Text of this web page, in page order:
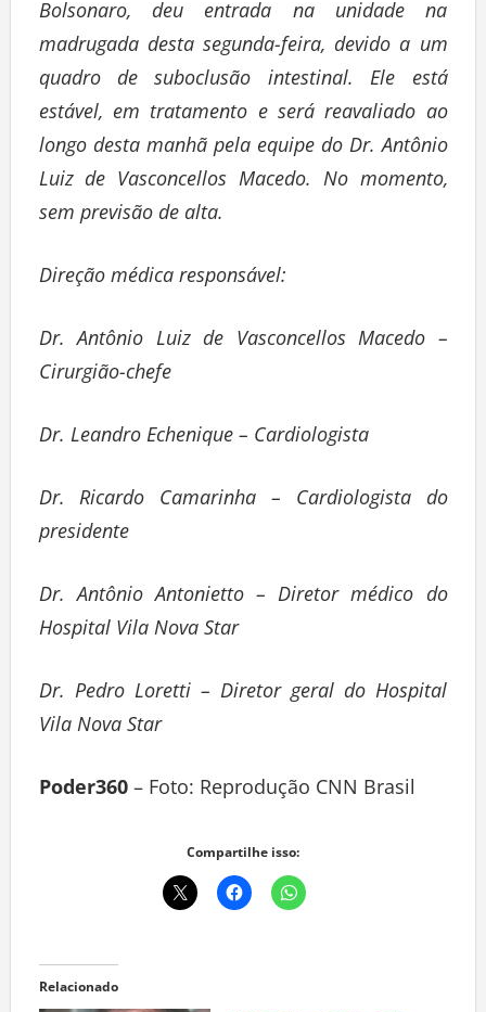
Bolsonaro, deu entrada na unidade na
madrugada desta segunda-feira, devido a um
quadro de suboclusão intestinal. Ele está
estável, em tratamento e será reavaliado ao
longo desta manhã pela equipe do Dr. Antônio
Luiz de Vasconcellos Macedo. No momento,
sem previsão de alta.
Direção médica responsável:
Dr. Antônio Luiz de Vasconcellos Macedo –
Cirurgião-chefe
Dr. Leandro Echenique – Cardiologista
Dr. Ricardo Camarinha – Cardiologista do
presidente
Dr. Antônio Antonietto – Diretor médico do
Hospital Vila Nova Star
Dr. Pedro Loretti – Diretor geral do Hospital
Vila Nova Star
Poder360– Foto: Reprodução CNN Brasil
Compartilhe isso:
Relacionado